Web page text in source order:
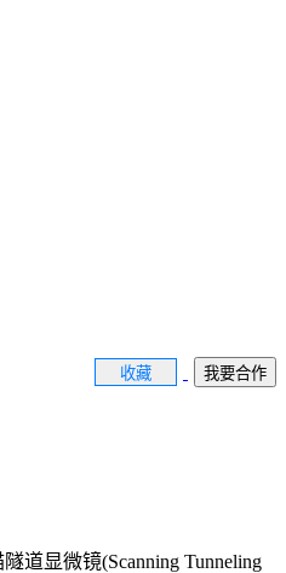
收藏 我要合作
道显微镜(Scanning Tunneling